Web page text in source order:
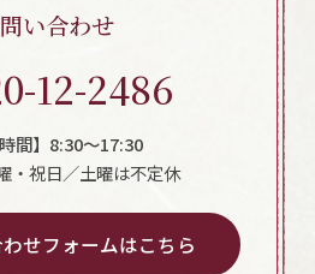
い合わせ
12-2486
時間】8:30～17:30
・祝日／土曜は不定休
せフォームはこちら